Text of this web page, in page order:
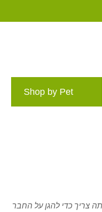
Shop by Pet
צריך כדי להגן על החבר